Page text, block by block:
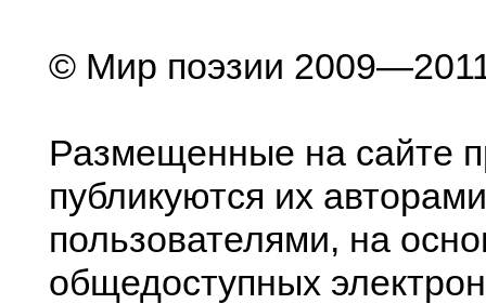
© Мир поэзии
Размещенные на сайте
публикуются их
пользователями, на
общедоступных